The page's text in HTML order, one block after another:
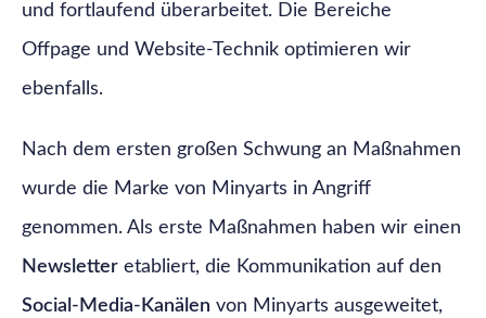
und fortlaufend überarbeitet. Die Bereiche
Offpage und Website-Technik optimieren wir
ebenfalls.
Nach dem ersten großen Schwung an Maßnahmen
wurde die Marke von Minyarts in Angriff
genommen. Als erste Maßnahmen haben wir einen
Newsletter etabliert, die Kommunikation auf den
Social-Media-Kanälen von Minyarts ausgeweitet,